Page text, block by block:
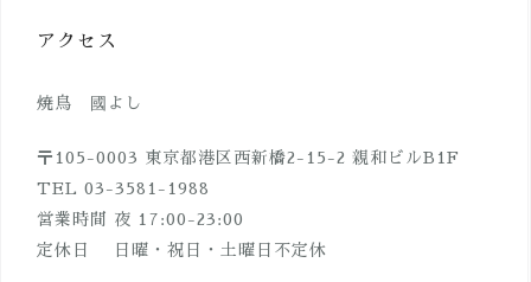
アクセス
焼鳥 國よし
〒105-0003 東京都港区西新橋2-15-2 親和ビルB1F
TEL 03-3581-1988
営業時間 夜 17:00-23:00
定休日 日曜・祝日・土曜日不定休